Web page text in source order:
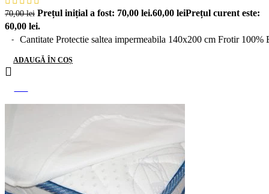
70,00lei Prețul inițial a fost: 70,00 lei.60,00 leiPrețul curent este:
60,00 lei.
Cantitate Protectie saltea impermeabila 140x200 cm Frotir 100%
ADAUGĂ ÎN COȘ